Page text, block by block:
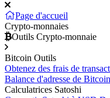
Page d'accueil
Crypto-monnaies
Outils Crypto-monnaie
Bitcoin Outils
Obtenez des frais de
Balance d'adresse de Bitcoin
Calculatrices Satoshi